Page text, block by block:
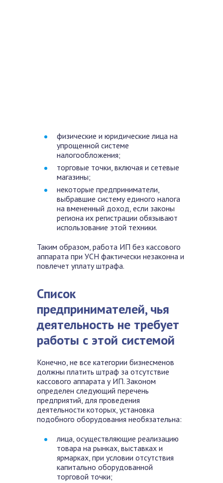
физические и юридические лица на
упрощенной системе
налогообложения;
торговые точки, включая и сетевые
магазины;
некоторые предприниматели,
выбравшие систему единого налога
на вмененный доход, если законы
региона их регистрации обязывают
использование этой техники.
Таким образом, работа ИП без кассового
аппарата при УСН фактически незаконна и
повлечет уплату штрафа.
Список
предпринимателей, чья
деятельность не требует
работы с этой системой
Конечно, не все категории бизнесменов
должны платить штраф за отсутствие
кассового аппарата у ИП. Законом
определен следующий перечень
предприятий, для проведения
деятельности которых, установка
подобного оборудования необязательна:
лица, осуществляющие реализацию
товара на рынках, выставках и
ярмарках, при условии отсутствия
капитально оборудованной
торговой точки;